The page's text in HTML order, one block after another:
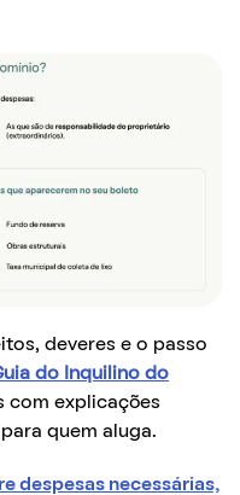
deveres e o passo
do Inquilino do
com explicações
quem aluga.
despesas necessárias,